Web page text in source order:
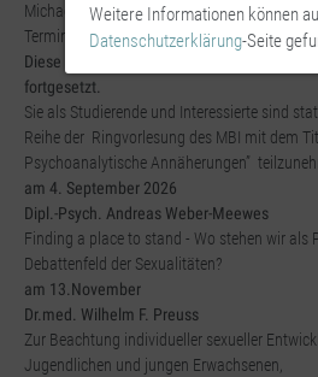
Michael-Balint-Insitut, Falkenried 7, 20251
Termin: Freitags, 18:00 bis 19:30 Uhr
Diese Reihe entfällt im WiSe 2026/2027 und
fortgesetzt.
Sie als Studierende und Interessierte sind
Reihe der Ringvorlesung des MBI mit dem
Psychoanalytische Annäherungen”
am 4. September 2026
Dipl.-Psych. Andreas Weber-Meewes
Finding a place to stand - Wo stehen wir als
Debattenfeld der Sexualitäten?
am 13.November
Dr.med. Wilhelm F. Preuss
Zur Beachtung individueller sexueller
Jugendlichen und jungen Erwachsenen,
Weitere Informationen können
Datenschutzerklärung-Seite